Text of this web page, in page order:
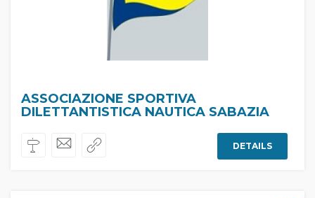
ASSOCIAZIONE SPORTIVA
DILETTANTISTICA NAUTICA SABAZIA
DETAILS